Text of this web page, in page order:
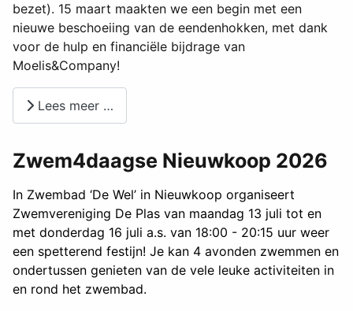
bezet). 15 maart maakten we een begin met een
nieuwe beschoeiing van de eendenhokken, met dank
voor de hulp en financiële bijdrage van
Moelis&Company!
Lees meer …
Zwem4daagse Nieuwkoop 2026
In Zwembad ‘De Wel’ in Nieuwkoop organiseert
Zwemvereniging De Plas van maandag 13 juli tot en
met donderdag 16 juli a.s. van 18:00 - 20:15 uur weer
een spetterend festijn! Je kan 4 avonden zwemmen en
ondertussen genieten van de vele leuke activiteiten in
en rond het zwembad.